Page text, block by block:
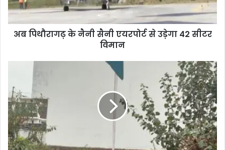
अब पिथौरागढ़ के नैनी सैनी एयरपोर्ट से उड़ेगा 42 सीटर
विमान